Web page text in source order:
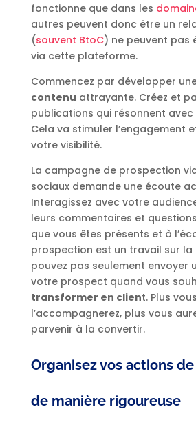
fonctionne que dans les
autres peuvent donc être un
(souvent BtoC) ne peuvent pas
via cette plateforme.
Commencez par développer
contenu attrayante. Créez et
publications qui résonnent
Cela va stimuler l’engagement
votre visibilité.
La campagne de prospection
sociaux demande une écoute
Interagissez avec votre
leurs commentaires et
que vous êtes présents et à
prospection est un travail sur la
pouvez pas seulement envoyer
votre prospect quand vous
transformer en client. Plus vous
l’accompagnerez, plus vous
parvenir à la convertir.
Organisez vos actions
de manière rigoureuse